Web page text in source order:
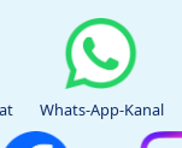
Whats-App-Kanal